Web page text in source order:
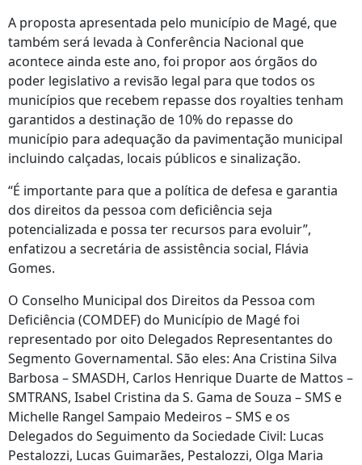
A proposta apresentada pelo município de Magé, que
também será levada à Conferência Nacional que
acontece ainda este ano, foi propor aos órgãos do
poder legislativo a revisão legal para que todos os
municípios que recebem repasse dos royalties tenham
garantidos a destinação de 10% do repasse do
município para adequação da pavimentação municipal
incluindo calçadas, locais públicos e sinalização.
“É importante para que a política de defesa e garantia
dos direitos da pessoa com deficiência seja
potencializada e possa ter recursos para evoluir”,
enfatizou a secretária de assistência social, Flávia
Gomes.
O Conselho Municipal dos Direitos da Pessoa com
Deficiência (COMDEF) do Município de Magé foi
representado por oito Delegados Representantes do
Segmento Governamental. São eles: Ana Cristina Silva
Barbosa – SMASDH, Carlos Henrique Duarte de Mattos –
SMTRANS, Isabel Cristina da S. Gama de Souza – SMS e
Michelle Rangel Sampaio Medeiros – SMS e os
Delegados do Seguimento da Sociedade Civil: Lucas
Pestalozzi, Lucas Guimarães, Pestalozzi, Olga Maria